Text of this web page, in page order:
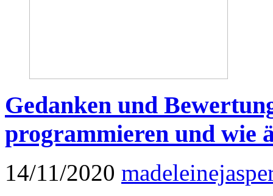
Gedanken und
programmieren und wie
14/11/2020